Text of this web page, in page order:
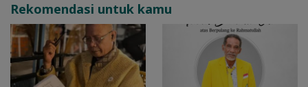
Rekomendasi untuk kamu